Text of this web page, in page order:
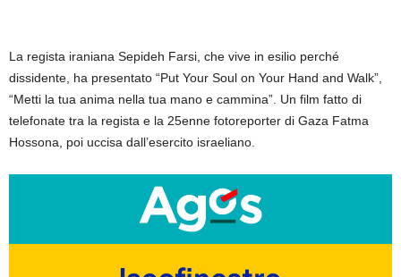
La regista iraniana Sepideh Farsi, che vive in esilio perché
dissidente, ha presentato “Put Your Soul on Your Hand and Walk”,
“Metti la tua anima nella tua mano e cammina”. Un film fatto di
telefonate tra la regista e la 25enne fotoreporter di Gaza Fatma
Hossona, poi uccisa dall’esercito israeliano.